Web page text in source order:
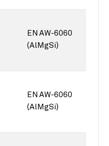
EN AW-6060
(AlMgSi)
EN AW-6060
(AlMgSi)